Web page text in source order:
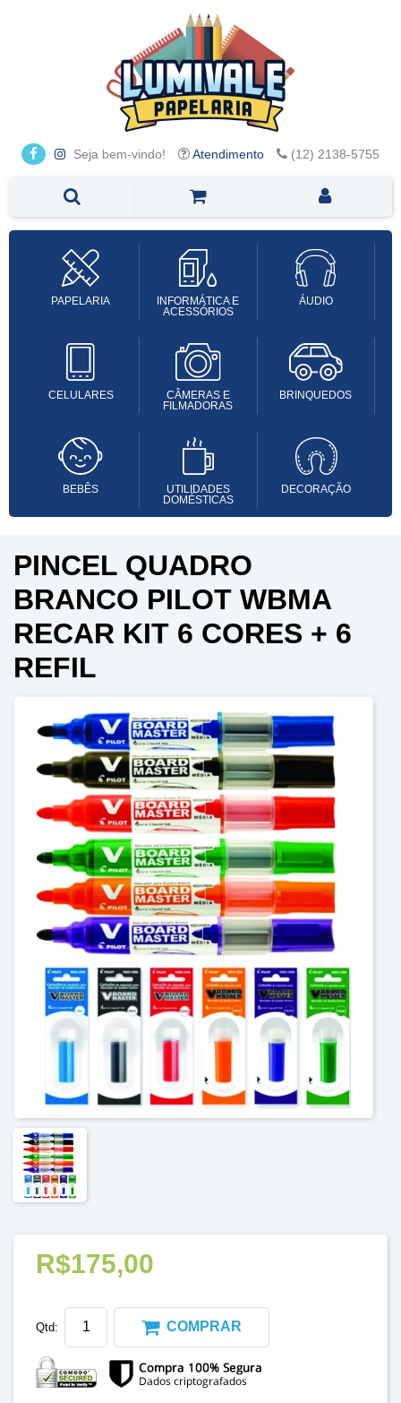
Seja bem-vindo! Atendimento (12) 2138-5755
PAPELARIA
INFORMÁTICA E
ACESSÓRIOS
ÁUDIO
CELULARES
CÂMERAS E
FILMADORAS
BRINQUEDOS
BEBÊS
UTILIDADES
DOMÉSTICAS
DECORAÇÃO
PINCEL QUADRO
BRANCO PILOT WBMA
RECAR KIT 6 CORES + 6
REFIL
R$175,00
Qtd: COMPRAR